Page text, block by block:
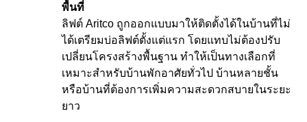
พื้นที่
ลิฟต์ Aritco ถูกออกแบบมาให้ติดตั้งได้ในบ้านที่ไม่
ได้เตรียมบ่อลิฟต์ตั้งแต่แรก โดยแทบไม่ต้องปรับ
เปลี่ยนโครงสร้างพื้นฐาน ทำให้เป็นทางเลือกที่
เหมาะสำหรับบ้านพักอาศัยทั่วไป บ้านหลายชั้น
หรือบ้านที่ต้องการเพิ่มความสะดวกสบายในระยะ
ยาว